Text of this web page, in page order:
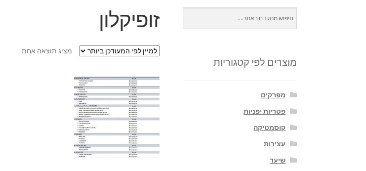
זופיקלון
מציג תוצאה אחת
מוצרים לפי קטגוריות
מפרקים
פטריות יפניות
קוסמטיקה
עצירות
שיער